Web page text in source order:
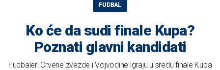
FUDBAL
Ko će da sudi finale Kupa?
Poznati glavni kandidati
Fudbaleri Crvene zvezde i Vojvodine igraju u sredu finale Kupa